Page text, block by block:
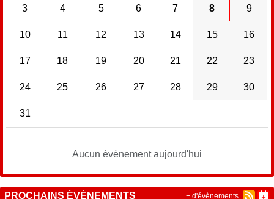
3 4 5 6 7 8 9
10 11 12 13 14 15 16
17 18 19 20 21 22 23
24 25 26 27 28 29 30
31
Aucun évènement aujourd'hui
PROCHAINS ÉVÉNEMENTS + d'évènements